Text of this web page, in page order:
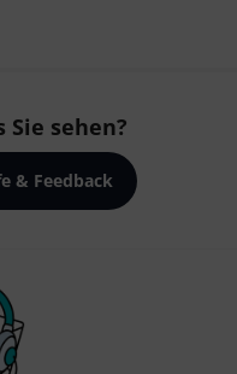
sehen?
& Feedback